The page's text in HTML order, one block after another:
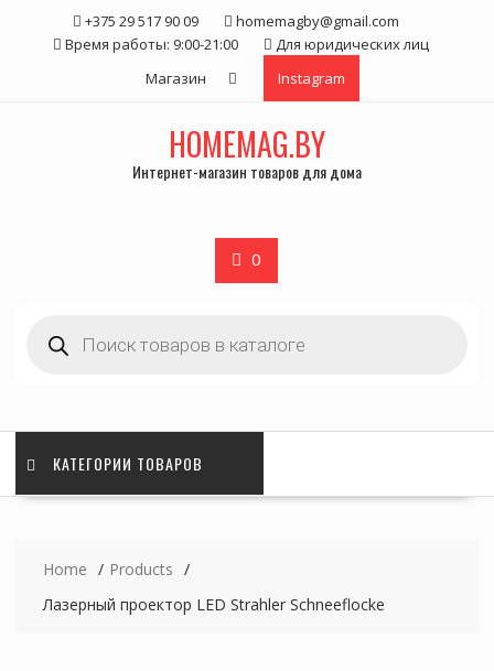
+375 29 517 90 09
homemagby@gmail.com
Время работы: 9:00-21:00
Для юридических лиц
Магазин
Instagram
HOMEMAG.BY
Интернет-магазин товаров для дома
0
товаров
КАТЕГОРИИ ТОВАРОВ
Home
Products
Лазерный проектор LED Strahler Schneeflocke